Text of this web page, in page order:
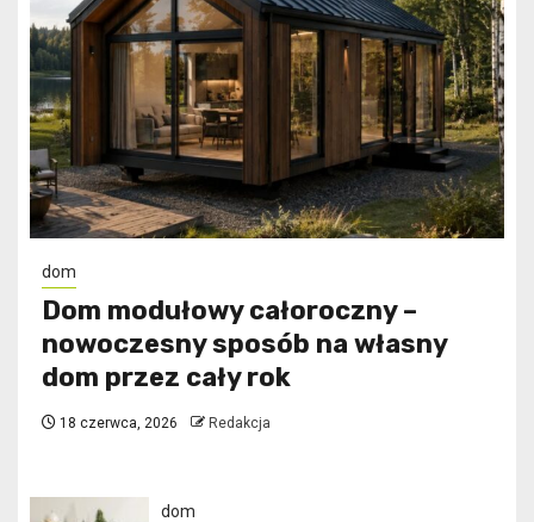
dom
Dom modułowy całoroczny –
nowoczesny sposób na własny
dom przez cały rok
18 czerwca, 2026 Redakcja
dom